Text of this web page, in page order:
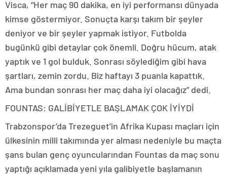
Visca, “Her maç 90 dakika, en iyi performansı dünyada
kimse göstermiyor. Sonuçta karşı takım bir şeyler
deniyor ve bir şeyler yapmak istiyor. Futbolda
bugünkü gibi detaylar çok önemli. Doğru hücum, atak
yaptık ve 1 gol bulduk. Sonrası söylediğim gibi hava
şartları, zemin zordu. Biz haftayı 3 puanla kapattık.
Ama bundan sonrası her maç daha iyi olacağız” dedi.
FOUNTAS: GALİBİYETLE BAŞLAMAK ÇOK İYİYDİ
Trabzonspor’da Trezeguet’in Afrika Kupası maçları için
ülkesinin milli takımında yer alması nedeniyle bu maçta
şans bulan genç oyuncularından Fountas da maç sonu
yaptığı açıklamada yeni yıla galibiyetle başlamanın